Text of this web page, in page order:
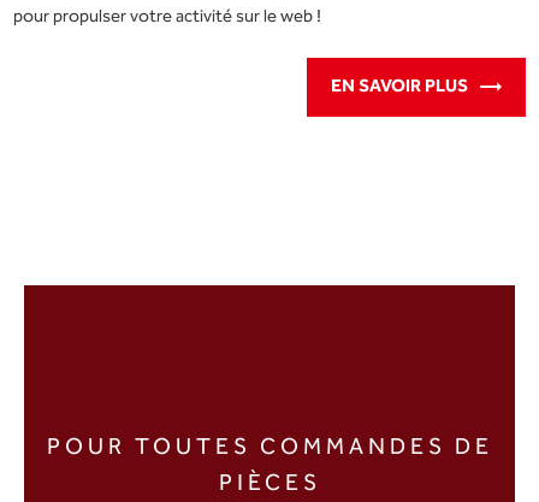
pour propulser votre activité sur le web !
EN SAVOIR PLUS
POUR TOUTES COMMANDES DE
PIÈCES